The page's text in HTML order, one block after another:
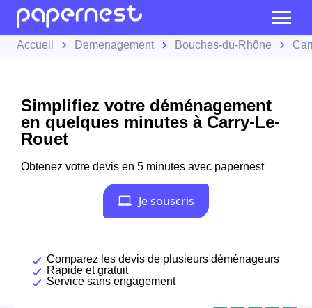
Accueil Demenagement Bouches-du-Rhône